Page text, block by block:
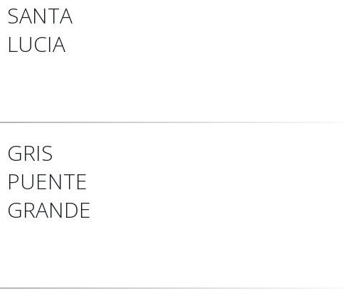
SANTA
LUCIA
GRIS
PUENTE
GRANDE